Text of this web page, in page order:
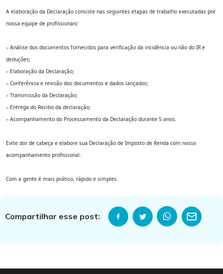
A elaboração da Declaração consiste nas seguintes etapas de trabalho executadas por
nossa equipe de profissionais:
– Análise dos documentos fornecidos para verificação da incidência ou não do IR e
deduções;
– Elaboração da Declaração;
– Conferência e revisão dos documentos e dados lançados;
– Transmissão da Declaração;
– Entrega do Recibo da declaração;
– Acompanhamento do Processamento da Declaração durante 5 anos.
Evite dor de cabeça e elabore sua Declaração de Imposto de Renda com nosso
acompanhamento profissional.
Com a gente é mais prático, rápido e simples.
Compartilhar esse post: